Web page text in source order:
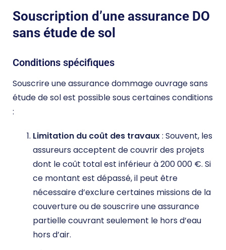
Souscription d’une assurance DO
sans étude de sol
Conditions spécifiques
Souscrire une assurance dommage ouvrage sans
étude de sol est possible sous certaines conditions
:
Limitation du coût des travaux: Souvent, les
assureurs acceptent de couvrir des projets
dont le coût total est inférieur à 200 000 €. Si
ce montant est dépassé, il peut être
nécessaire d’exclure certaines missions de la
couverture ou de souscrire une assurance
partielle couvrant seulement le hors d’eau
hors d’air​.